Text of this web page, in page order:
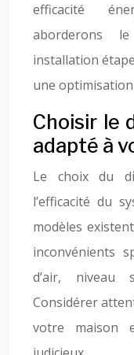
efficacité
aborderons
installation
une
Choisir le
adapté à
Le choix du
l’efficacité du
modèles
inconvénients
d’air, niveau
Considérer
votre maison